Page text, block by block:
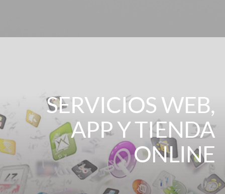
SERVICIOS WEB,
APP Y TIENDA
ONLINE